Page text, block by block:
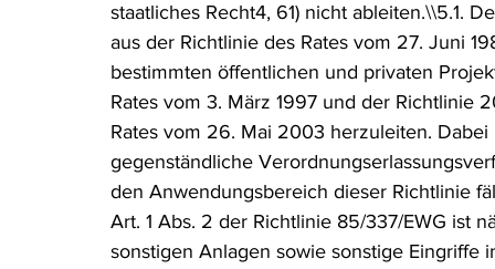
staatliches Recht4, 61) nicht ableiten.\\5.1.
aus der Richtlinie des Rates vom 27. Juni
bestimmten öffentlichen und privaten
Rates vom 3. März 1997 und der Richtlinie
Rates vom 26. Mai 2003 herzuleiten.
gegenständliche
den Anwendungsbereich dieser Richtlinie
Art. 1 Abs. 2 der Richtlinie 85/337/EWG ist
sonstigen Anlagen sowie sonstige